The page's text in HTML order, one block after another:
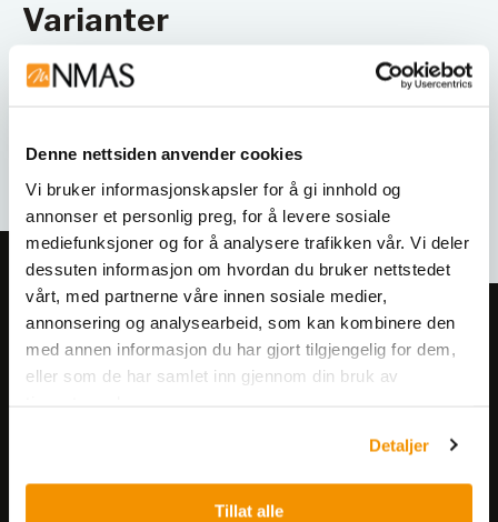
Denne nettsiden anvender cookies
Vi bruker informasjonskapsler for å gi innhold og
annonser et personlig preg, for å levere sosiale
mediefunksjoner og for å analysere trafikken vår. Vi deler
dessuten informasjon om hvordan du bruker nettstedet
vårt, med partnerne våre innen sosiale medier,
annonsering og analysearbeid, som kan kombinere den
med annen informasjon du har gjort tilgjengelig for dem,
eller som de har samlet inn gjennom din bruk av
Detaljer
Tillat alle
Varianter
Meld deg på vårt nyhetsbrev!
Få informasjon om produkter,
arrangementer og kampanjer.